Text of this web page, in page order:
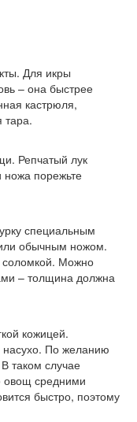
Для икры
– она быстрее
кастрюля,
тара.
Репчатый лук
порежьте
специальным
обычным ножом.
соломкой. Можно
– толщина должна
кожицей.
насухо. По желанию
таком случае
овощ средними
быстро, поэтому